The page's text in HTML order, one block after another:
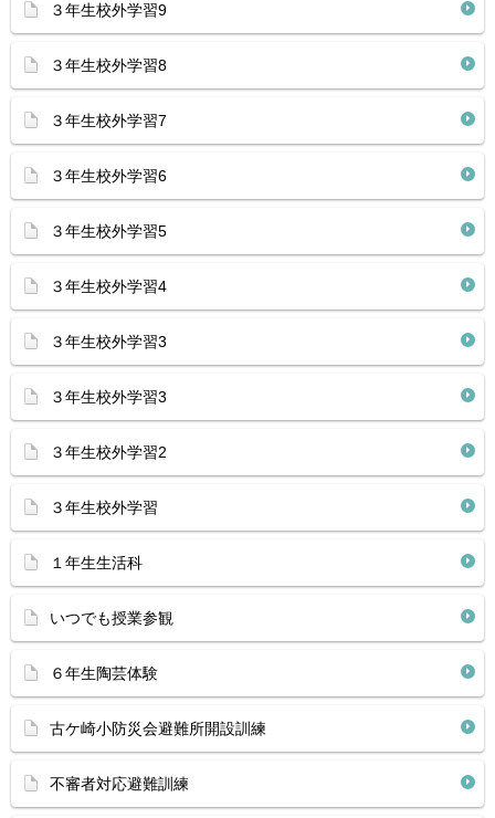
３年生校外学習9
３年生校外学習8
３年生校外学習7
３年生校外学習6
３年生校外学習5
３年生校外学習4
３年生校外学習3
３年生校外学習3
３年生校外学習2
３年生校外学習
１年生生活科
いつでも授業参観
６年生陶芸体験
古ケ崎小防災会避難所開設訓練
不審者対応避難訓練